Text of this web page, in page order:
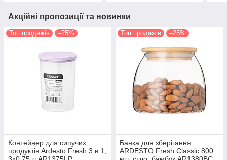
Акційні пропозиції та новинки
Топ продажів –25%
Контейнер для сипучих
продуктів Ardesto Fresh 3 в 1,
Топ продажів –25%
Банка для зберігання
ARDESTO Fresh Classic 800